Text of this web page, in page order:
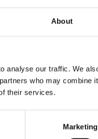
About
analyse our traffic. We
who may combine
their services.
Marketing
ECO-WOOL-